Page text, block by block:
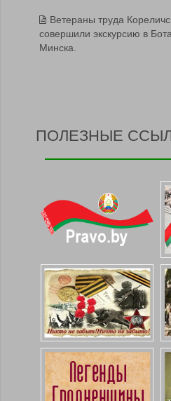
Ветераны труда
совершили экскурсию в
Минска.
ПОЛЕЗНЫЕ